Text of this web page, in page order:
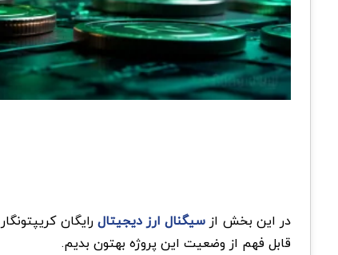
در این بخش ازسیگنال ارز دیجیتال
قابل فهم از وضعیت این پروژه بهتون بدیم.